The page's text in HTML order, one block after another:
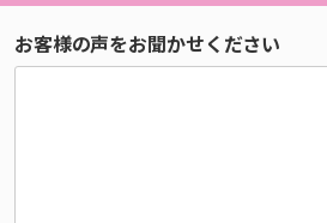
お客様の声をお聞かせください